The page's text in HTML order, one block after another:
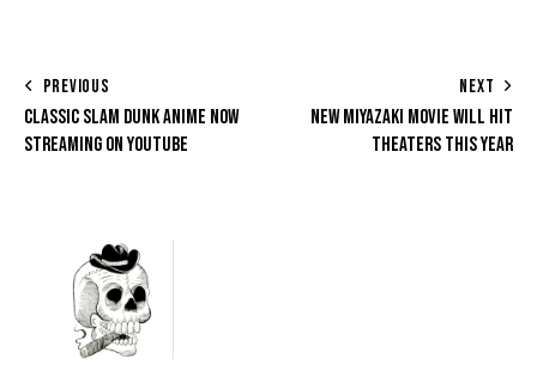
PREVIOUS
CLASSIC SLAM DUNK ANIME NOW
STREAMING ON YOUTUBE
NEXT
NEW MIYAZAKI MOVIE WILL HIT
THEATERS THIS YEAR